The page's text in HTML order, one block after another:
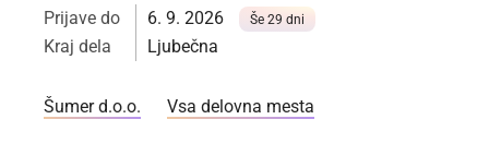
Prijave do 6. 9. 2026 Še 29 dni
Kraj dela Ljubečna
Šumer d.o.o. Vsa delovna mesta